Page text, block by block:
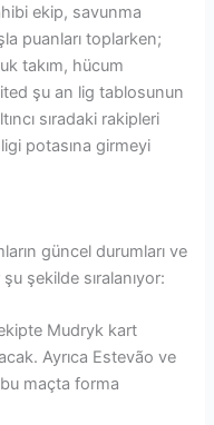
ekip, savunma
puanları toplarken;
takım, hücum
şu an lig tablosunun
sıradaki rakipleri
potasına girmeyi
güncel durumları ve
şekilde sıralanıyor:
Mudryk kart
Ayrıca Estevão ve
maçta forma